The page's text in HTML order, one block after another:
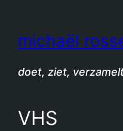
michaël
doet, ziet,
VHS